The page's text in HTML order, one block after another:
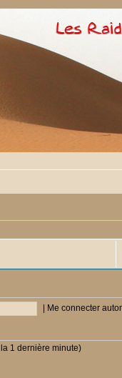
Me connecter
1 dernière minute)